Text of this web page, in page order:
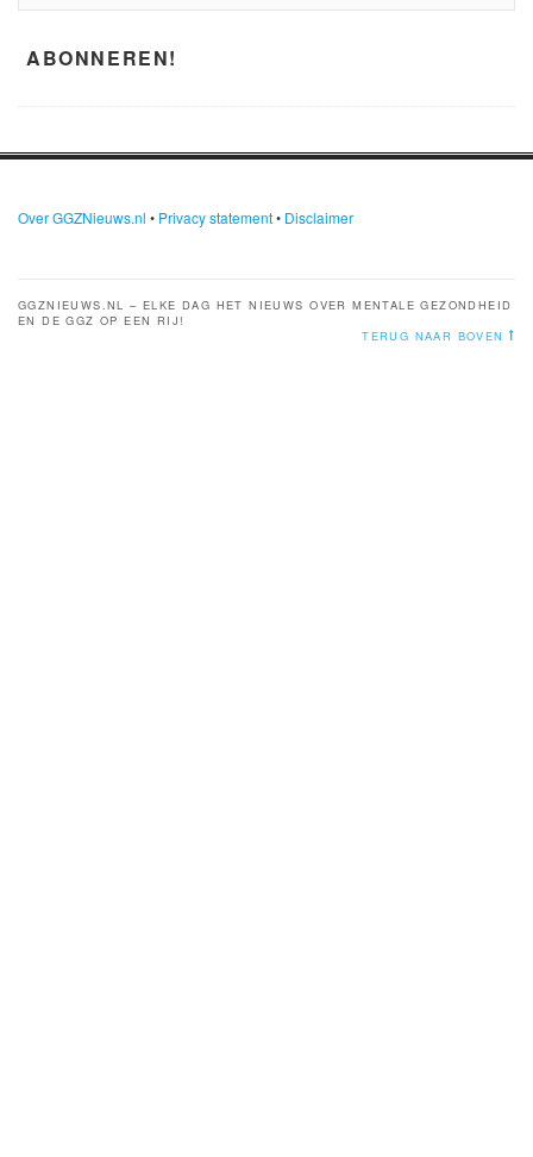
Over GGZNieuws.nl • Privacy statement• Disclaimer
GGZNIEUWS.NL – ELKE DAG HET NIEUWS OVER MENTALE GEZONDHEID
EN DE GGZ OP EEN RIJ!
TERUG NAAR BOVEN